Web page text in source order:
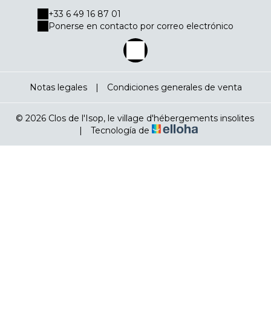
+33 6 49 16 87 01
Ponerse en contacto por correo electrónico
Notas legales | Condiciones generales de venta
© 2026 Clos de l'Isop, le village d'hébergements insolites
|
Tecnología de